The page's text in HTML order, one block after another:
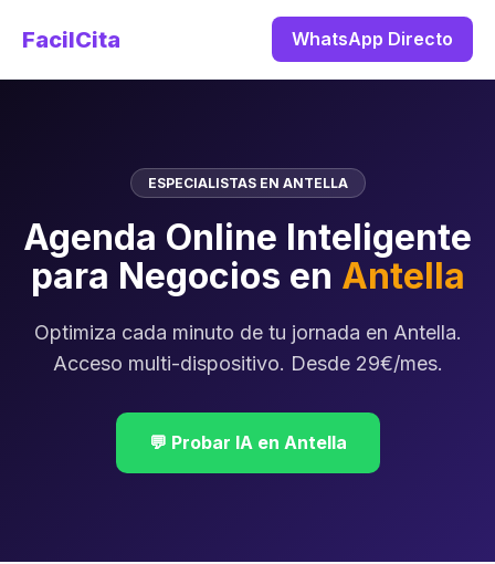
FacilCita WhatsApp Directo
ESPECIALISTAS EN ANTELLA
Agenda Online Inteligente
para Negocios en Antella
Optimiza cada minuto de tu jornada en Antella.
Acceso multi-dispositivo. Desde 29€/mes.
💬 Probar IA en Antella